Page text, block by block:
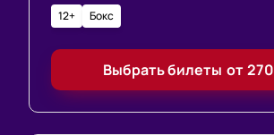
12+ Бокс
Выбрать билеты от